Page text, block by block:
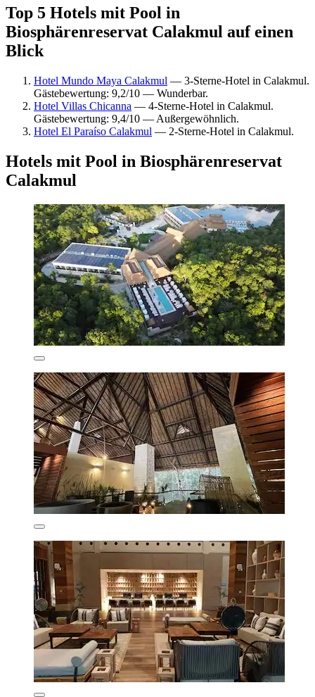
Top 5 Hotels mit Pool in
Biosphärenreservat Calakmul auf einen
Blick
Hotel Mundo Maya Calakmul — 3-Sterne-Hotel in Calakmul.
Gästebewertung: 9,2/10 — Wunderbar.
Hotel Villas Chicanna — 4-Sterne-Hotel in Calakmul.
Gästebewertung: 9,4/10 — Außergewöhnlich.
Hotel El Paraíso Calakmul — 2-Sterne-Hotel in Calakmul.
Hotels mit Pool in Biosphärenreservat
Calakmul